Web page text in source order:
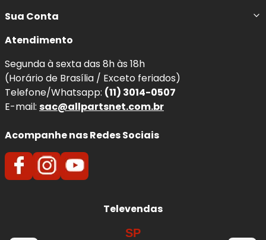
Sua Conta
Atendimento
Segunda à sexta das 8h às 18h
(Horário de Brasília / Exceto feriados)
Telefone/Whatsapp: (11) 3014-0507
E-mail: sac@allpartsnet.com.br
Acompanhe nas Redes Sociais
Televendas
SP